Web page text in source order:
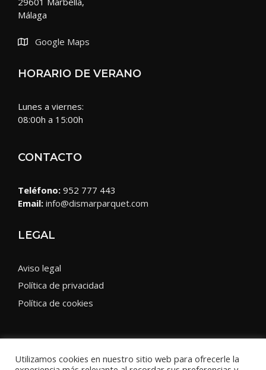
Málaga
Google Maps
HORARIO DE VERANO
Lunes a viernes:
08:00h a 15:00h
CONTACTO
Teléfono: 952 777 443
Email: info@dismarparquet.com
LEGAL
Aviso legal
Política de privacidad
Política de cookies
Utilizamos cookies en nuestro sitio web para ofrecerle la